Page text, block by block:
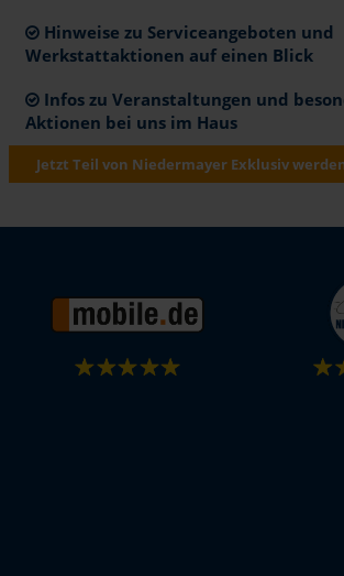
Hinweise zu Serviceangeboten und
Werkstattaktionen auf einen Blick
Infos zu Veranstaltungen und
Aktionen bei uns im Haus
Jetzt Teil von Niedermayer Exklusiv